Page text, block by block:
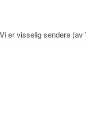
er visselig sendere (av